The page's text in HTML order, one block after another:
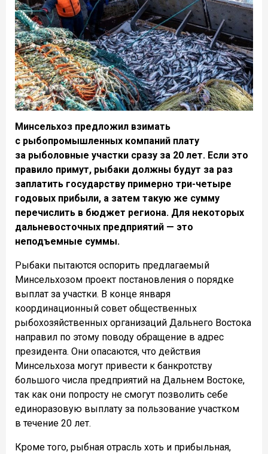
Минсельхоз предложил взимать
с рыбопромышленных компаний плату
за рыболовные участки сразу за 20 лет. Если это
правило примут, рыбаки должны будут за раз
заплатить государству примерно три-четыре
годовых прибыли, а затем такую же сумму
перечислить в бюджет региона. Для некоторых
дальневосточных предприятий — это
неподъемные суммы.
Рыбаки пытаются оспорить предлагаемый
Минсельхозом проект постановления о порядке
выплат за участки. В конце января
координационный совет общественных
рыбохозяйственных организаций Дальнего Востока
направил по этому поводу обращение в адрес
президента. Они опасаются, что действия
Минсельхоза могут привести к банкротству
большого числа предприятий на Дальнем Востоке,
так как они попросту не смогут позволить себе
единоразовую выплату за пользование участком
в течение 20 лет.
Кроме того, рыбная отрасль хоть и прибыльная,